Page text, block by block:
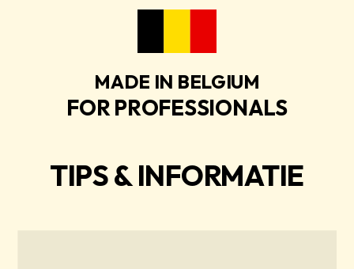
MADE IN BELGIUM
FOR PROFESSIONALS
TIPS & INFORMATIE